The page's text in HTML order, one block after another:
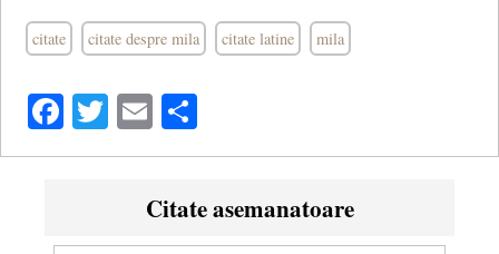
citate citate despre mila citate latine mila
Facebook
Twitter
Email
Citate asemanatoare